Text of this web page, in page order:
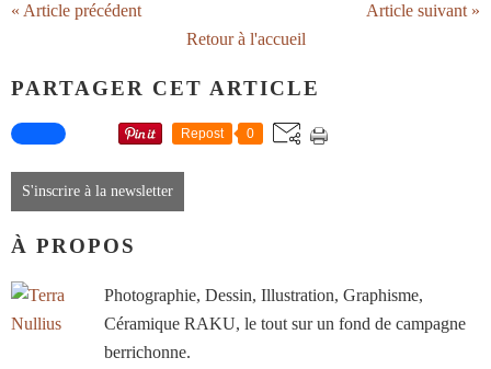
« Article précédent
Article suivant »
Retour à l'accueil
PARTAGER CET ARTICLE
Repost 0
S'inscrire à la newsletter
À PROPOS
Photographie, Dessin, Illustration, Graphisme,
Céramique RAKU, le tout sur un fond de campagne
berrichonne.